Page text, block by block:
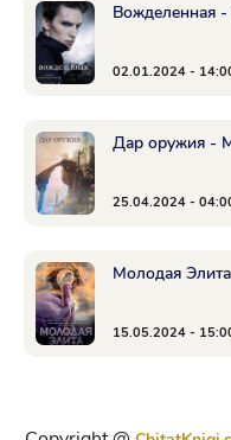
Вожделенная
02.01.2024 -
Дар оружия -
25.04.2024 -
Молодая
15.05.2024 -